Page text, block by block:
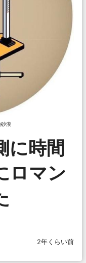
砂漠
に時間
ロマン
2年くらい前